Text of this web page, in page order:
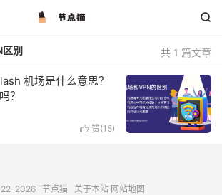

共 1 篇文章
别
机场是什么意思？
？
 赞(15)
2026 节点猫 关于本站 网站地图